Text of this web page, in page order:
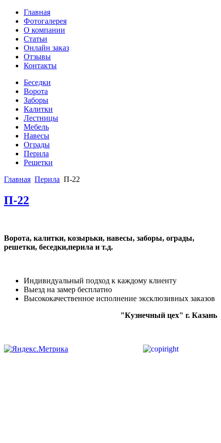
Главная
Фотогалерея
О компании
Статьи
Онлайн заказ
Отзывы
Контакты
Беседки
Ворота
Заборы
Калитки
Лестницы
Мебель
Навесы
Ограды
Перила
Решетки
Главная Перила П-22
П-22
Ворота, калитки, козырьки, навесы, заборы, ограды,
решетки, беседки,перила и т.д.
Индивидуальный подход к каждому клиенту
Выезд на замер бесплатно
Высококачественное исполнение эксклюзивных заказов
"Кузнечный цех" г. Казань